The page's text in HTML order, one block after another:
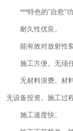
***特色的”自愈”功
耐久性优良。
能有效对放射性
施工方便。无须
无材料浪费。材
无设备投资。施工过
施工速度快。